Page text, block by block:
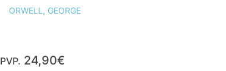
ORWELL, GEORGE
PVP. 24,90€